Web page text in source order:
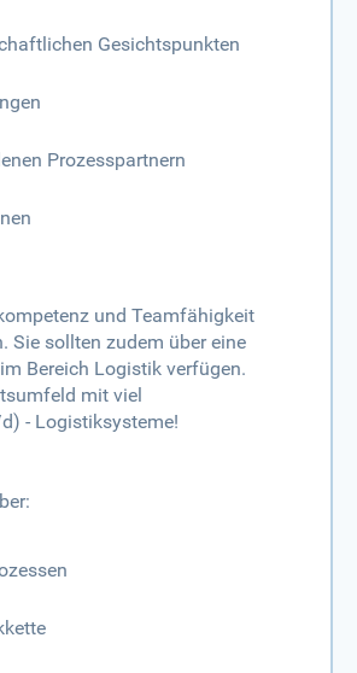
Gesichtspunkten
Prozesspartnern
und Teamfähigkeit
Sie sollten zudem über eine
Bereich Logistik verfügen.
mit viel
- Logistiksysteme!